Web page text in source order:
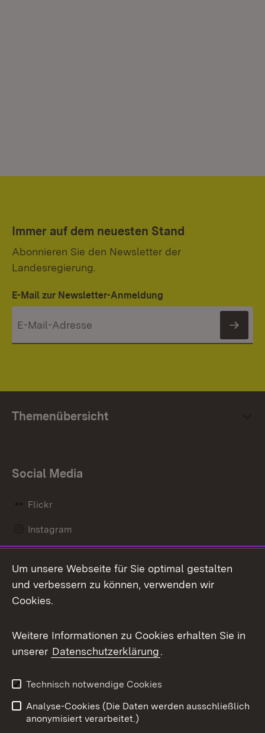
Immer auf dem neuesten Stand
Abonnieren Sie den Newsletter der
Landesregierung.
E-Mail zur Newsletter-Anmeldung
Themenübersicht
Social Media
Flickr
Instagram
Mastodon
Messenger
Social Wall
X / Twitter
Youtube
Um unsere Webseite für Sie optimal gestalten
und verbessern zu können, verwenden wir
Cookies.
Weitere Informationen zu Cookies erhalten Sie in
unserer Datenschutzerklärung.
Technisch notwendige Cookies
Analyse-Cookies (Die Daten werden ausschließlich
anonymisiert verarbeitet.)